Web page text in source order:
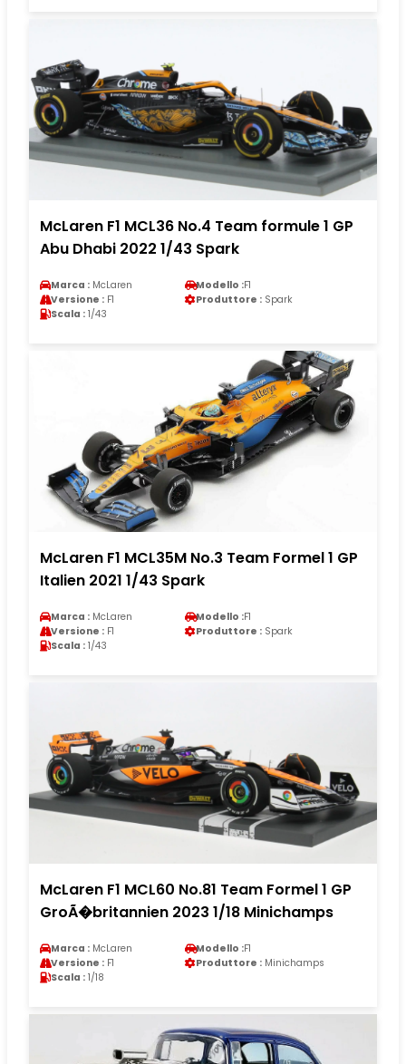
McLaren F1 MCL36 No.4 Team formule 1 GP
Abu Dhabi 2022 1/43 Spark
Marca : McLaren Modello :F1
Versione : F1 Produttore : Spark
Scala : 1/43
McLaren F1 MCL35M No.3 Team Formel 1 GP
Italien 2021 1/43 Spark
Marca : McLaren Modello :F1
Versione : F1 Produttore : Spark
Scala : 1/43
McLaren F1 MCL60 No.81 Team Formel 1 GP
GroÃ�britannien 2023 1/18 Minichamps
Marca : McLaren Modello :F1
Versione : F1 Produttore : Minichamps
Scala : 1/18